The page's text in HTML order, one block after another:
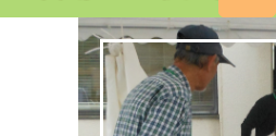
城南のつどい
おれんち城南